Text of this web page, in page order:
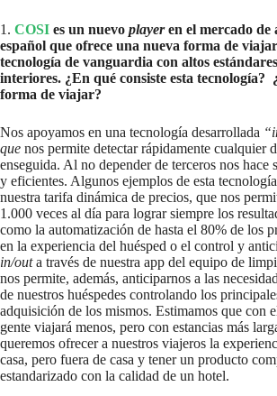
1. COSI es un nuevo playeren el mercado
español que ofrece una nueva forma de
tecnología de vanguardia con altos
interiores. ¿En qué consiste esta tecnología?
forma de viajar?
Nos apoyamos en una tecnología desarrollada
que nos permite detectar rápidamente cualquier
enseguida. Al no depender de terceros nos hace
y eficientes. Algunos ejemplos de esta
nuestra tarifa dinámica de precios, que nos
1.000 veces al día para lograr siempre los
como la automatización de hasta el 80% de los
en la experiencia del huésped o el control y
in/outa través de nuestra app del equipo de
nos permite, además, anticiparnos a las
de nuestros huéspedes controlando los
adquisición de los mismos. Estimamos que con
gente viajará menos, pero con estancias más
queremos ofrecer a nuestros viajeros la
casa, pero fuera de casa y tener un producto
estandarizado con la calidad de un hotel.